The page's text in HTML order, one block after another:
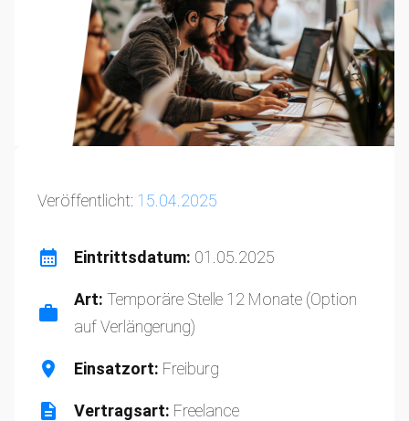
Veröffentlicht: 15.04.2025
Eintrittsdatum: 01.05.2025
Art: Temporäre Stelle 12 Monate (Option
auf Verlängerung)
Einsatzort: Freiburg
Vertragsart: Freelance